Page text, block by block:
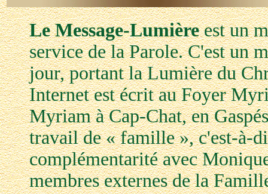
Le Message-Lumièreest un
service de la Parole. C'est un
jour, portant la Lumière du
Internet est écrit au Foyer
Myriam à Cap-Chat, en
travail de « famille », c'est-à-
complémentarité avec
membres externes de la